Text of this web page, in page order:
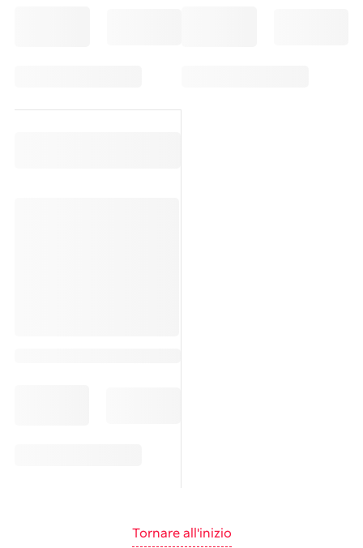
Tornare all'inizio